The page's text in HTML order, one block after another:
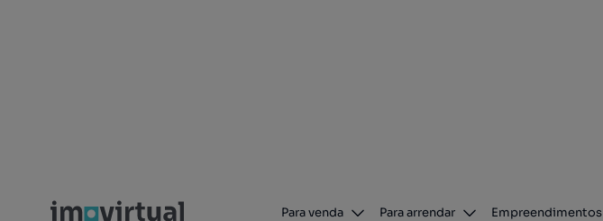
Para venda Para arrendar Empreendimentos